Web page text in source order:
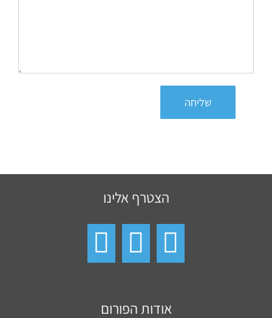
שליחה
הצטרף אלינו
אודות הפורום